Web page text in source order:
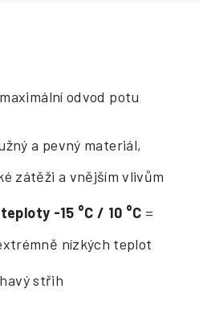
odvod potu
a pevný materiál,
zátěži a vnějším vlivům
-15 °C / 10 °C =
nízkých teplot
střih